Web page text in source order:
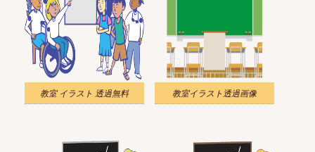
教室 イラスト 透過無料 教室イラスト透過画像